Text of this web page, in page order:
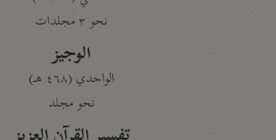
نحو ٣ مجلدات
الوجيز
الواحدي (٤٦٨ هـ)
نحو مجلد